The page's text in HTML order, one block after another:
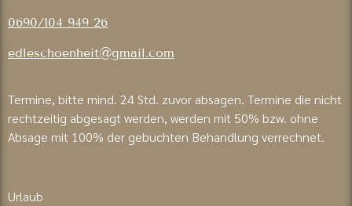
0690/104 949 26
edleschoenheit@gmail.com
Termine, bitte mind. 24 Std. zuvor absagen. Termine die nicht
rechtzeitig abgesagt werden, werden mit 50% bzw. ohne
Absage mit 100% der gebuchten Behandlung verrechnet.
Urlaub